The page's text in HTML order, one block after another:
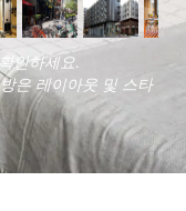
인하세요.
은 레이아웃 및 스타